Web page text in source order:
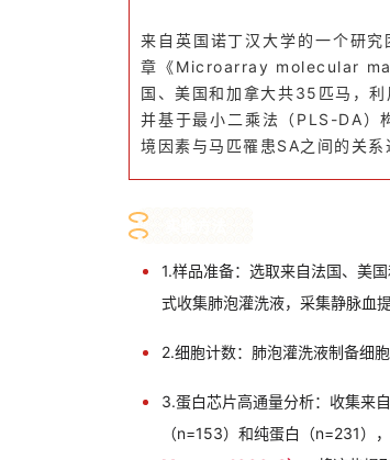
来自英国诺丁汉大学的一个研
章《Microarray molecular
国、美国和加拿大共35匹马，
并基于最小二乘法（PLS-DA）
境因素与马匹罹患SA之间的关系
1.样品准备：选取来自法国、美
式收集肺泡灌洗液，采集静脉血提
2.细胞计数：肺泡灌洗液制备细
3.蛋白芯片高通量分析：收集来
（n=153）和纯蛋白（n=231），